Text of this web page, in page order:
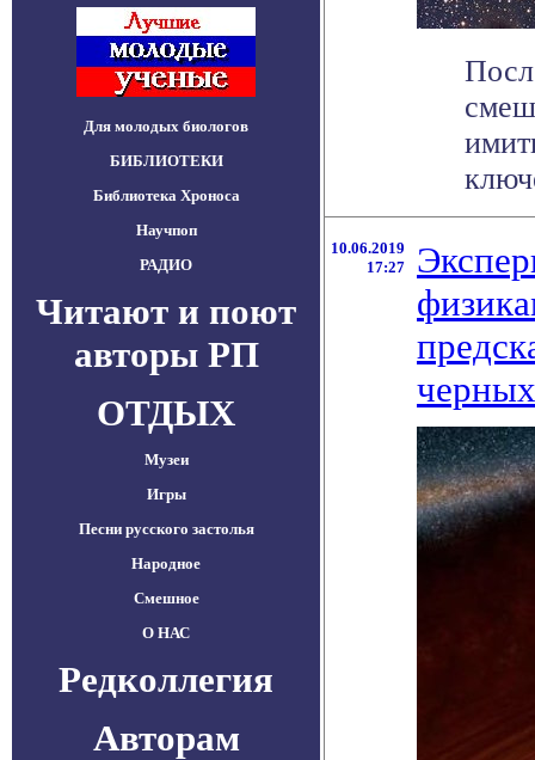
Для молодых биологов
БИБЛИОТЕКИ
Библиотека Хроноса
Научпоп
РАДИО
Читают и поют
авторы РП
ОТДЫХ
Музеи
Игры
Песни русского застолья
Народное
Смешное
О НАС
Редколлегия
Авторам
10.06.2019
17:27